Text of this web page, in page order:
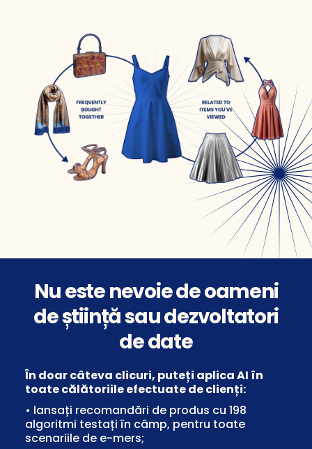
Nu este nevoie de oameni
de știință sau dezvoltatori
de date
În doar câteva clicuri, puteți aplica AI în
toate călătoriile efectuate de clienți:
• lansați recomandări de produs cu 198
algoritmi testați în câmp, pentru toate
scenariile de e-mers;